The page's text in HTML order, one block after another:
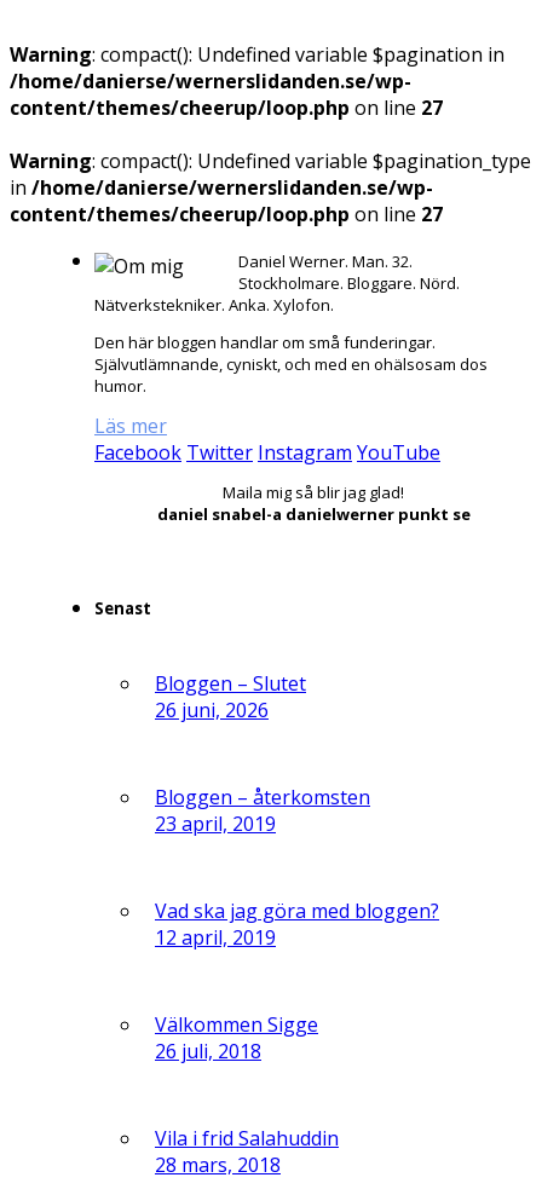
Warning: compact(): Undefined variable $pagination in
/home/danierse/wernerslidanden.se/wp-
content/themes/cheerup/loop.php on line 27
Warning: compact(): Undefined variable $pagination_type
in /home/danierse/wernerslidanden.se/wp-
content/themes/cheerup/loop.php on line 27
Daniel Werner. Man. 32.
Stockholmare. Bloggare. Nörd.
Nätverkstekniker. Anka. Xylofon.
Den här bloggen handlar om små funderingar.
Självutlämnande, cyniskt, och med en ohälsosam dos
humor.
Läs mer
Facebook Twitter Instagram YouTube
Maila mig så blir jag glad!
daniel snabel-a danielwerner punkt se
Senast
Bloggen – Slutet
26 juni, 2026
Bloggen – återkomsten
23 april, 2019
Vad ska jag göra med bloggen?
12 april, 2019
Välkommen Sigge
26 juli, 2018
Vila i frid Salahuddin
28 mars, 2018